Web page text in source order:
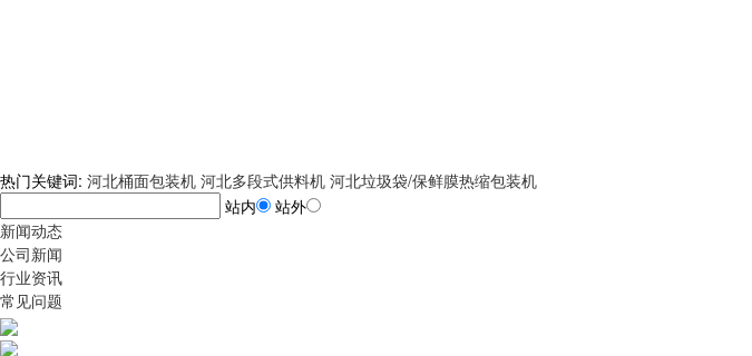
热门关键词: 河北桶面包装机 河北多段式供料机 河北垃圾袋/保鲜膜热缩包装机
站内
站外
新闻动态
公司新闻
行业资讯
常见问题